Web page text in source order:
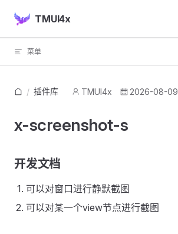
Skip to content
TMUI4x
菜单
/ 插件库 TMUI4x 2026-08-09
x-screenshot-s
开发文档
可以对窗口进行静默截图
可以对某一个view节点进行截图